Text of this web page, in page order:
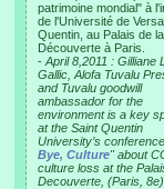
patrimoine mondial" à
de l'Université de
Quentin, au Palais de la
Découverte à Paris.
- April 8,2011 : Gilliane
Gallic, Alofa Tuvalu
and Tuvalu goodwill
ambassador for the
environment is a key
at the Saint Quentin
University’s
Bye, Culture" about
culture loss at the
Decouverte, (Paris, 8e).